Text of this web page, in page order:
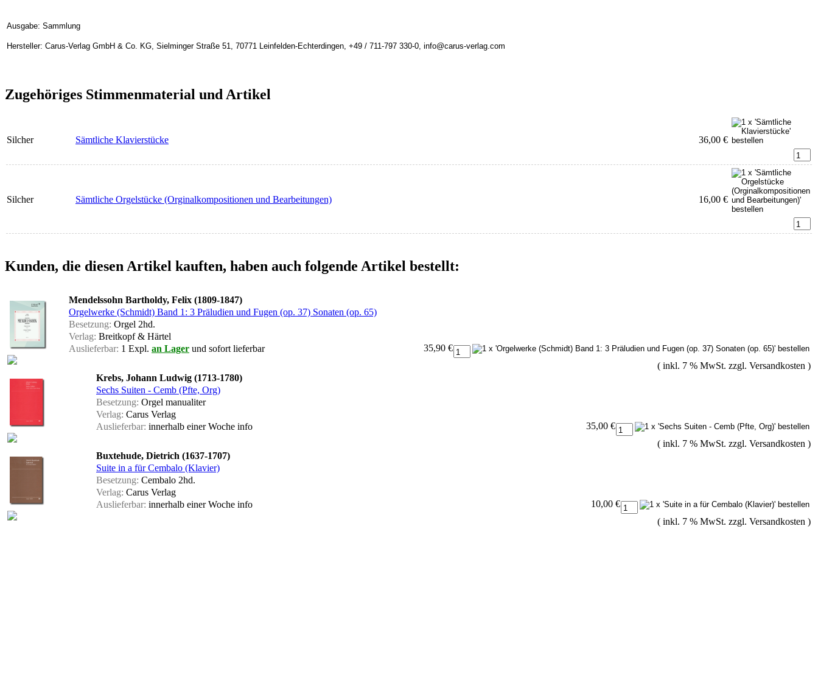
Ausgabe: Sammlung
Hersteller: Carus-Verlag GmbH & Co. KG, Sielminger Straße 51, 70771 Leinfelden-Echterdingen, +49 / 711-797 330-0, info@carus-verlag.com
Zugehöriges Stimmenmaterial und Artikel
Silcher Sämtliche Klavierstücke 36,00 €
Silcher Sämtliche Orgelstücke (Orginalkompositionen und Bearbeitungen) 16,00 €
Kunden, die diesen Artikel kauften, haben auch folgende Artikel bestellt:
Mendelssohn Bartholdy, Felix (1809-1847)
Orgelwerke (Schmidt) Band 1: 3 Präludien und Fugen (op. 37) Sonaten (op. 65)
Besetzung: Orgel 2hd.
Verlag: Breitkopf & Härtel
Auslieferbar: 1 Expl. an Lager und sofort lieferbar
35,90 €
( inkl. 7 % MwSt. zzgl. Versandkosten )
Krebs, Johann Ludwig (1713-1780)
Sechs Suiten - Cemb (Pfte, Org)
Besetzung: Orgel manualiter
Verlag: Carus Verlag
Auslieferbar: innerhalb einer Woche info
35,00 €
( inkl. 7 % MwSt. zzgl. Versandkosten )
Buxtehude, Dietrich (1637-1707)
Suite in a für Cembalo (Klavier)
Besetzung: Cembalo 2hd.
Verlag: Carus Verlag
Auslieferbar: innerhalb einer Woche info
10,00 €
( inkl. 7 % MwSt. zzgl. Versandkosten )